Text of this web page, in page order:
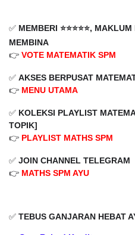
✅ MEMBERI ⭐️⭐️⭐️⭐️⭐️,
MEMBINA
👉 VOTE MATEMATIK SPM
✅ AKSES BERPUSAT
👉 MENU UTAMA
✅ KOLEKSI PLAYLIST
TOPIK]
👉 PLAYLIST MATHS SPM
✅ JOIN CHANNEL TELEGRAM
👉 MATHS SPM AYU
✅ TEBUS GANJARAN HEBAT